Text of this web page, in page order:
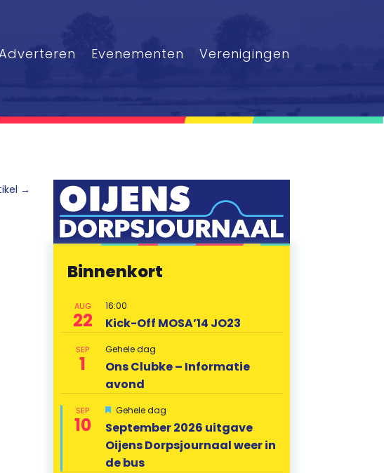
Evenementen Verenigingen
→
Binnenkort
AUG
22
16:00
Kick-Off MOSA’14 JO23
SEP
1
Gehele dag
Ons Clubke – Informatie
avond
SEP
10
U
t
g
e
l
Gehele dag
September 2026 uitgave
Oijens Dorpsjournaal weer in
de bus